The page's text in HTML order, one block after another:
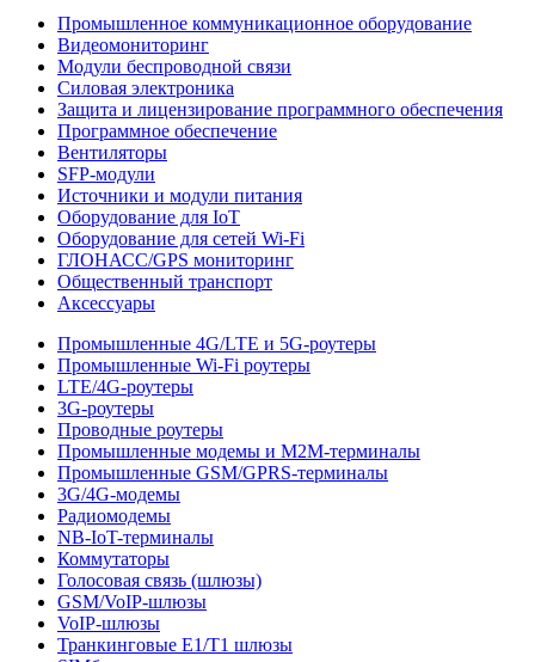
Промышленное коммуникационное оборудование
Видеомониторинг
Модули беспроводной связи
Силовая электроника
Защита и лицензирование программного обеспечения
Программное обеспечение
Вентиляторы
SFP-модули
Источники и модули питания
Оборудование для IoT
Оборудование для сетей Wi-Fi
ГЛОНАСС/GPS мониторинг
Общественный транспорт
Аксессуары
Промышленные 4G/LTE и 5G-роутеры
Промышленные Wi-Fi роутеры
LTE/4G-роутеры
3G-роутеры
Проводные роутеры
Промышленные модемы и M2M-терминалы
Промышленные GSM/GPRS-терминалы
3G/4G-модемы
Радиомодемы
NB-IoT-терминалы
Коммутаторы
Голосовая связь (шлюзы)
GSM/VoIP-шлюзы
VoIP-шлюзы
Транкинговые E1/T1 шлюзы